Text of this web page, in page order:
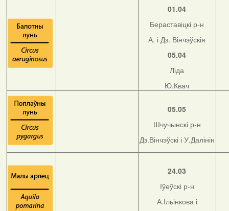
01.04
Бераставіцкі р-н
А. і Дз. Вінчэўскія
05.04
Ліда
Ю.Квач
05.05
Шчучынскі р-н
Дз.Вінчэўскі і У.Далінін
24.03
Іўеўскі р-н
А.Ільінкова і